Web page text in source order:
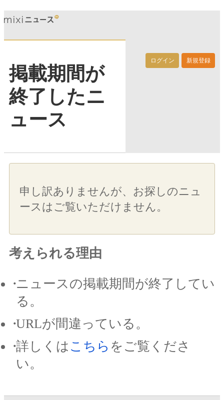
ログイン 新規登録
掲載期間が
終了したニ
ュース
申し訳ありませんが、お探しのニュ
ースはご覧いただけません。
考えられる理由
ニュースの掲載期間が終了してい
る。
URLが間違っている。
詳しくは こちら をご覧くださ
い。